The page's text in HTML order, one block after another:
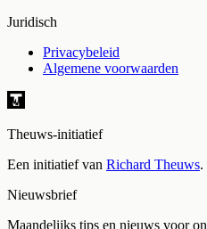
Juridisch
Privacybeleid
Algemene voorwaarden
Theuws-initiatief
Een initiatief van Richard Theuws.
Nieuwsbrief
Maandelijks tips en nieuws voor